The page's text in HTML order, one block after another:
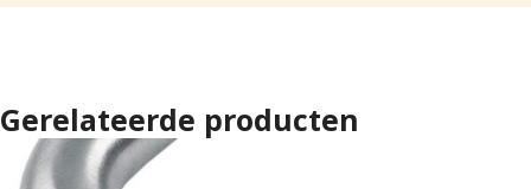
Gerelateerde producten